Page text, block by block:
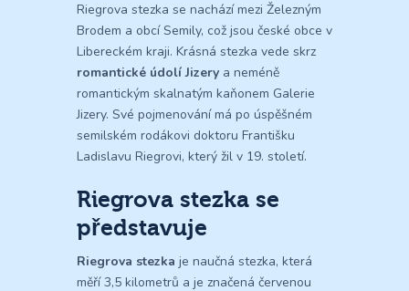
Riegrova stezka se nachází mezi Železným
Brodem a obcí Semily, což jsou české obce v
Libereckém kraji. Krásná stezka vede skrz
romantické údolí Jizery a neméně
romantickým skalnatým kaňonem Galerie
Jizery. Své pojmenování má po úspěšném
semilském rodákovi doktoru Františku
Ladislavu Riegrovi, který žil v 19. století.
Riegrova stezka se
představuje
Riegrova stezka je naučná stezka, která
měří 3,5 kilometrů a je značená červenou